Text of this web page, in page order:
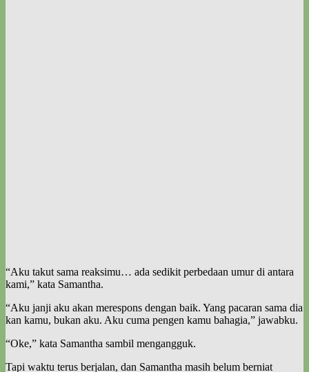
“Aku takut sama reaksimu… ada sedikit perbedaan umur di antara
kami,” kata Samantha.
“Aku janji aku akan merespons dengan baik. Yang pacaran sama dia
kan kamu, bukan aku. Aku cuma pengen kamu bahagia,” jawabku.
“Oke,” kata Samantha sambil mengangguk.
Tapi waktu terus berjalan, dan Samantha masih belum berniat